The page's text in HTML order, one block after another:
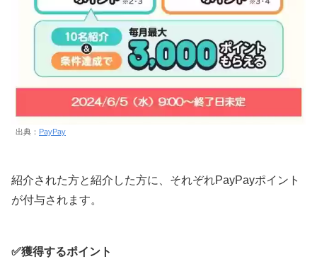
出典： PayPay
紹介された方と紹介した方に、それぞれPayPayポイント
が付与されます。
✅獲得するポイント